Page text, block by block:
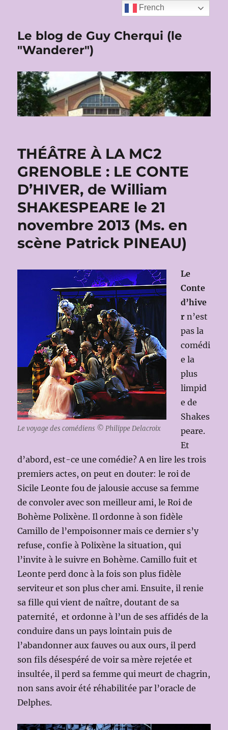
Le blog de Guy Cherqui (le
"Wanderer")
THÉÂTRE À LA MC2
GRENOBLE : LE CONTE
D’HIVER, de William
SHAKESPEARE le 21
novembre 2013 (Ms. en
scène Patrick PINEAU)
Le voyage des comédiens © Philippe Delacroix
Le
Conte
d’hive
r n’est
pas la
comédi
e la
plus
limpid
e de
Shakes
peare.
Et
d’abord, est-ce une comédie? A en lire les trois
premiers actes, on peut en douter: le roi de
Sicile Leonte fou de jalousie accuse sa femme
de convoler avec son meilleur ami, le Roi de
Bohème Polixène. Il ordonne à son fidèle
Camillo de l’empoisonner mais ce dernier s’y
refuse, confie à Polixène la situation, qui
l’invite à le suivre en Bohème. Camillo fuit et
Leonte perd donc à la fois son plus fidèle
serviteur et son plus cher ami. Ensuite, il renie
sa fille qui vient de naître, doutant de sa
paternité, et ordonne à l’un de ses affidés de la
conduire dans un pays lointain puis de
l’abandonner aux fauves ou aux ours, il perd
son fils désespéré de voir sa mère rejetée et
insultée, il perd sa femme qui meurt de chagrin,
non sans avoir été réhabilitée par l’oracle de
Delphes.
French